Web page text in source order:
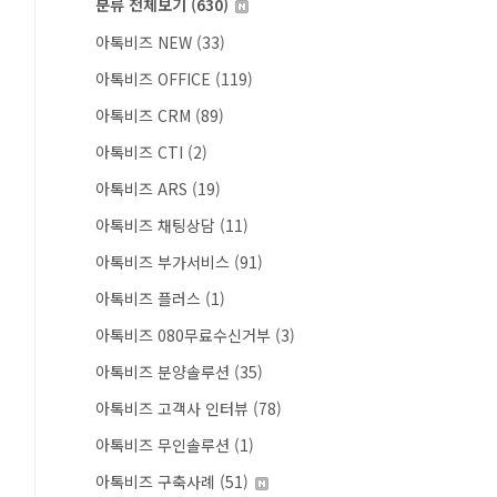
분류 전체보기 (630)
아톡비즈 NEW (33)
아톡비즈 OFFICE (119)
아톡비즈 CRM (89)
아톡비즈 CTI (2)
아톡비즈 ARS (19)
아톡비즈 채팅상담 (11)
아톡비즈 부가서비스 (91)
아톡비즈 플러스 (1)
아톡비즈 080무료수신거부 (3)
아톡비즈 분양솔루션 (35)
아톡비즈 고객사 인터뷰 (78)
아톡비즈 무인솔루션 (1)
아톡비즈 구축사례 (51)